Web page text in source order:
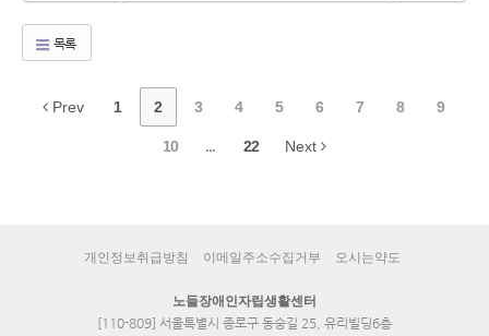
목록
Prev 1 2 3 4 5 6 7 8 9
10 ... 22 Next
개인정보취급방침 이메일주소수집거부 오시는약도
노들장애인자립생활센터
[110-809] 서울특별시 종로구 동숭길 25, 유리빌딩6층